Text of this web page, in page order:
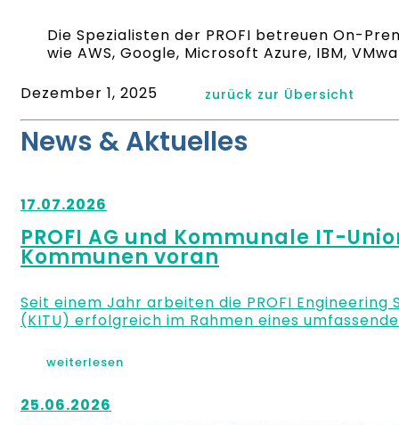
Die Spezialisten der PROFI betreuen On-
wie AWS, Google, Microsoft Azure, IBM,
Dezember 1, 2025
zurück zur Übersicht
News & Aktuelles
17.07.2026
PROFI AG und Kommunale IT-
Kommunen voran
Seit einem Jahr arbeiten die PROFI Engineering
(KITU) erfolgreich im Rahmen eines
weiterlesen
25.06.2026